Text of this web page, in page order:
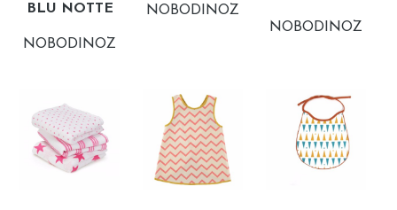
BLU NOTTE
NOBODINOZ
NOBODINOZ
NOBODINOZ